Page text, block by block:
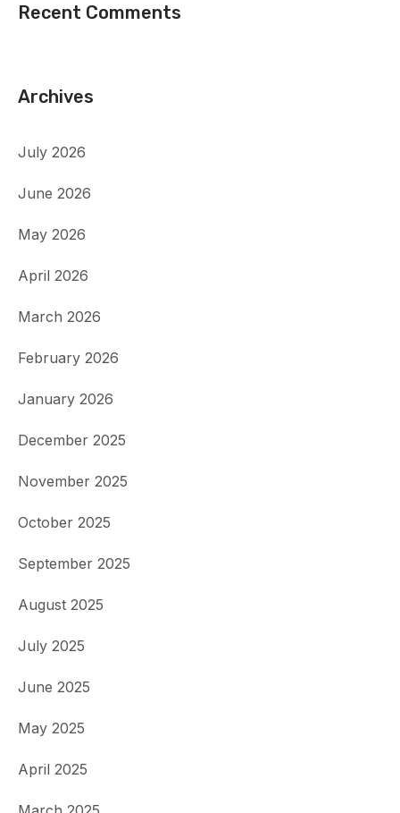
Recent Comments
Archives
July 2026
June 2026
May 2026
April 2026
March 2026
February 2026
January 2026
December 2025
November 2025
October 2025
September 2025
August 2025
July 2025
June 2025
May 2025
April 2025